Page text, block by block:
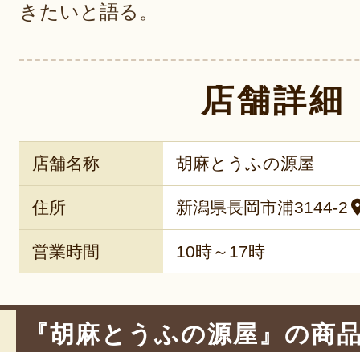
きたいと語る。
店舗詳細
店舗名称 胡麻とうふの源屋
住所 新潟県長岡市浦3144-2
営業時間 10時～17時
『胡麻とうふの源屋』の商